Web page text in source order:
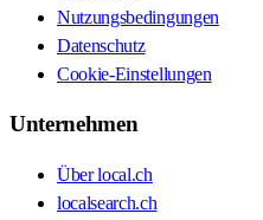
Nutzungsbedingungen
Datenschutz
Cookie-Einstellungen
Unternehmen
Über local.ch
localsearch.ch